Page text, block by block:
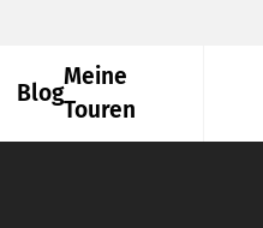
Blog
Meine
Touren